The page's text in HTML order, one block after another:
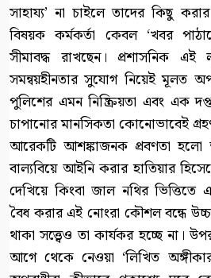
সাহায্য’ না চাইলে তাদের কিছু
বিষয়ক কর্মকর্তা কেবল ‘খবর
সীমাবদ্ধ রাখছেন। প্রশাসনিক
সমন্বয়হীনতার সুযোগ নিয়েই মূলত
পুলিশের এমন নিষ্ক্রিয়তা এবং এক
চাপানোর মানসিকতা কোনোভাবেই
আরেকটি আশঙ্কাজনক প্রবণতা হলো
বাল্যবিয়ে আইনি করার হাতিয়ার
দেখিয়ে কিংবা জাল নথির ভিত্তিতে
বৈধ করার এই নোংরা কৌশল বন্ধে উচ্চ
থাকা সত্ত্বেও তা কার্যকর হচ্ছে না।
আগে থেকে নেওয়া ‘লিখিত